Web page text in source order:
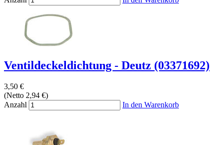
Ventildeckeldichtung - Deutz (03371692)
3,50 €
(Netto 2,94 €)
Anzahl
In den Warenkorb